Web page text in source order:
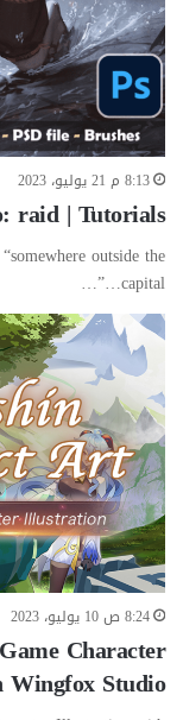
8:13 م 21 يوليو، 2023
raid | Tutorials
outside the
capital…”…
8:24 ص 10 يوليو، 2023
Character
Studio